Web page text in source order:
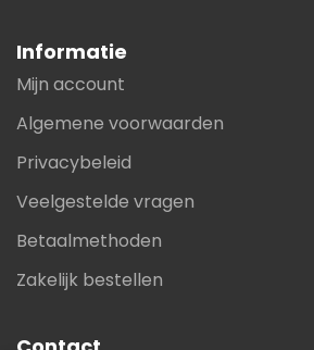
Informatie
Mijn account
Algemene voorwaarden
Privacybeleid
Veelgestelde vragen
Betaalmethoden
Zakelijk bestellen